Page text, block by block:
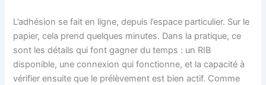
L’adhésion se fait en ligne, depuis l’espace particulier. Sur le
papier, cela prend quelques minutes. Dans la pratique, ce
sont les détails qui font gagner du temps : un RIB
disponible, une connexion qui fonctionne, et la capacité à
vérifier ensuite que le prélèvement est bien actif. Comme